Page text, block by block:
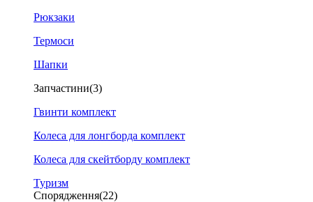
Рюкзаки
Термоси
Шапки
Запчастини(3)
Гвинти комплект
Колеса для лонгборда комплект
Колеса для скейтборду комплект
Туризм
Спорядження(22)